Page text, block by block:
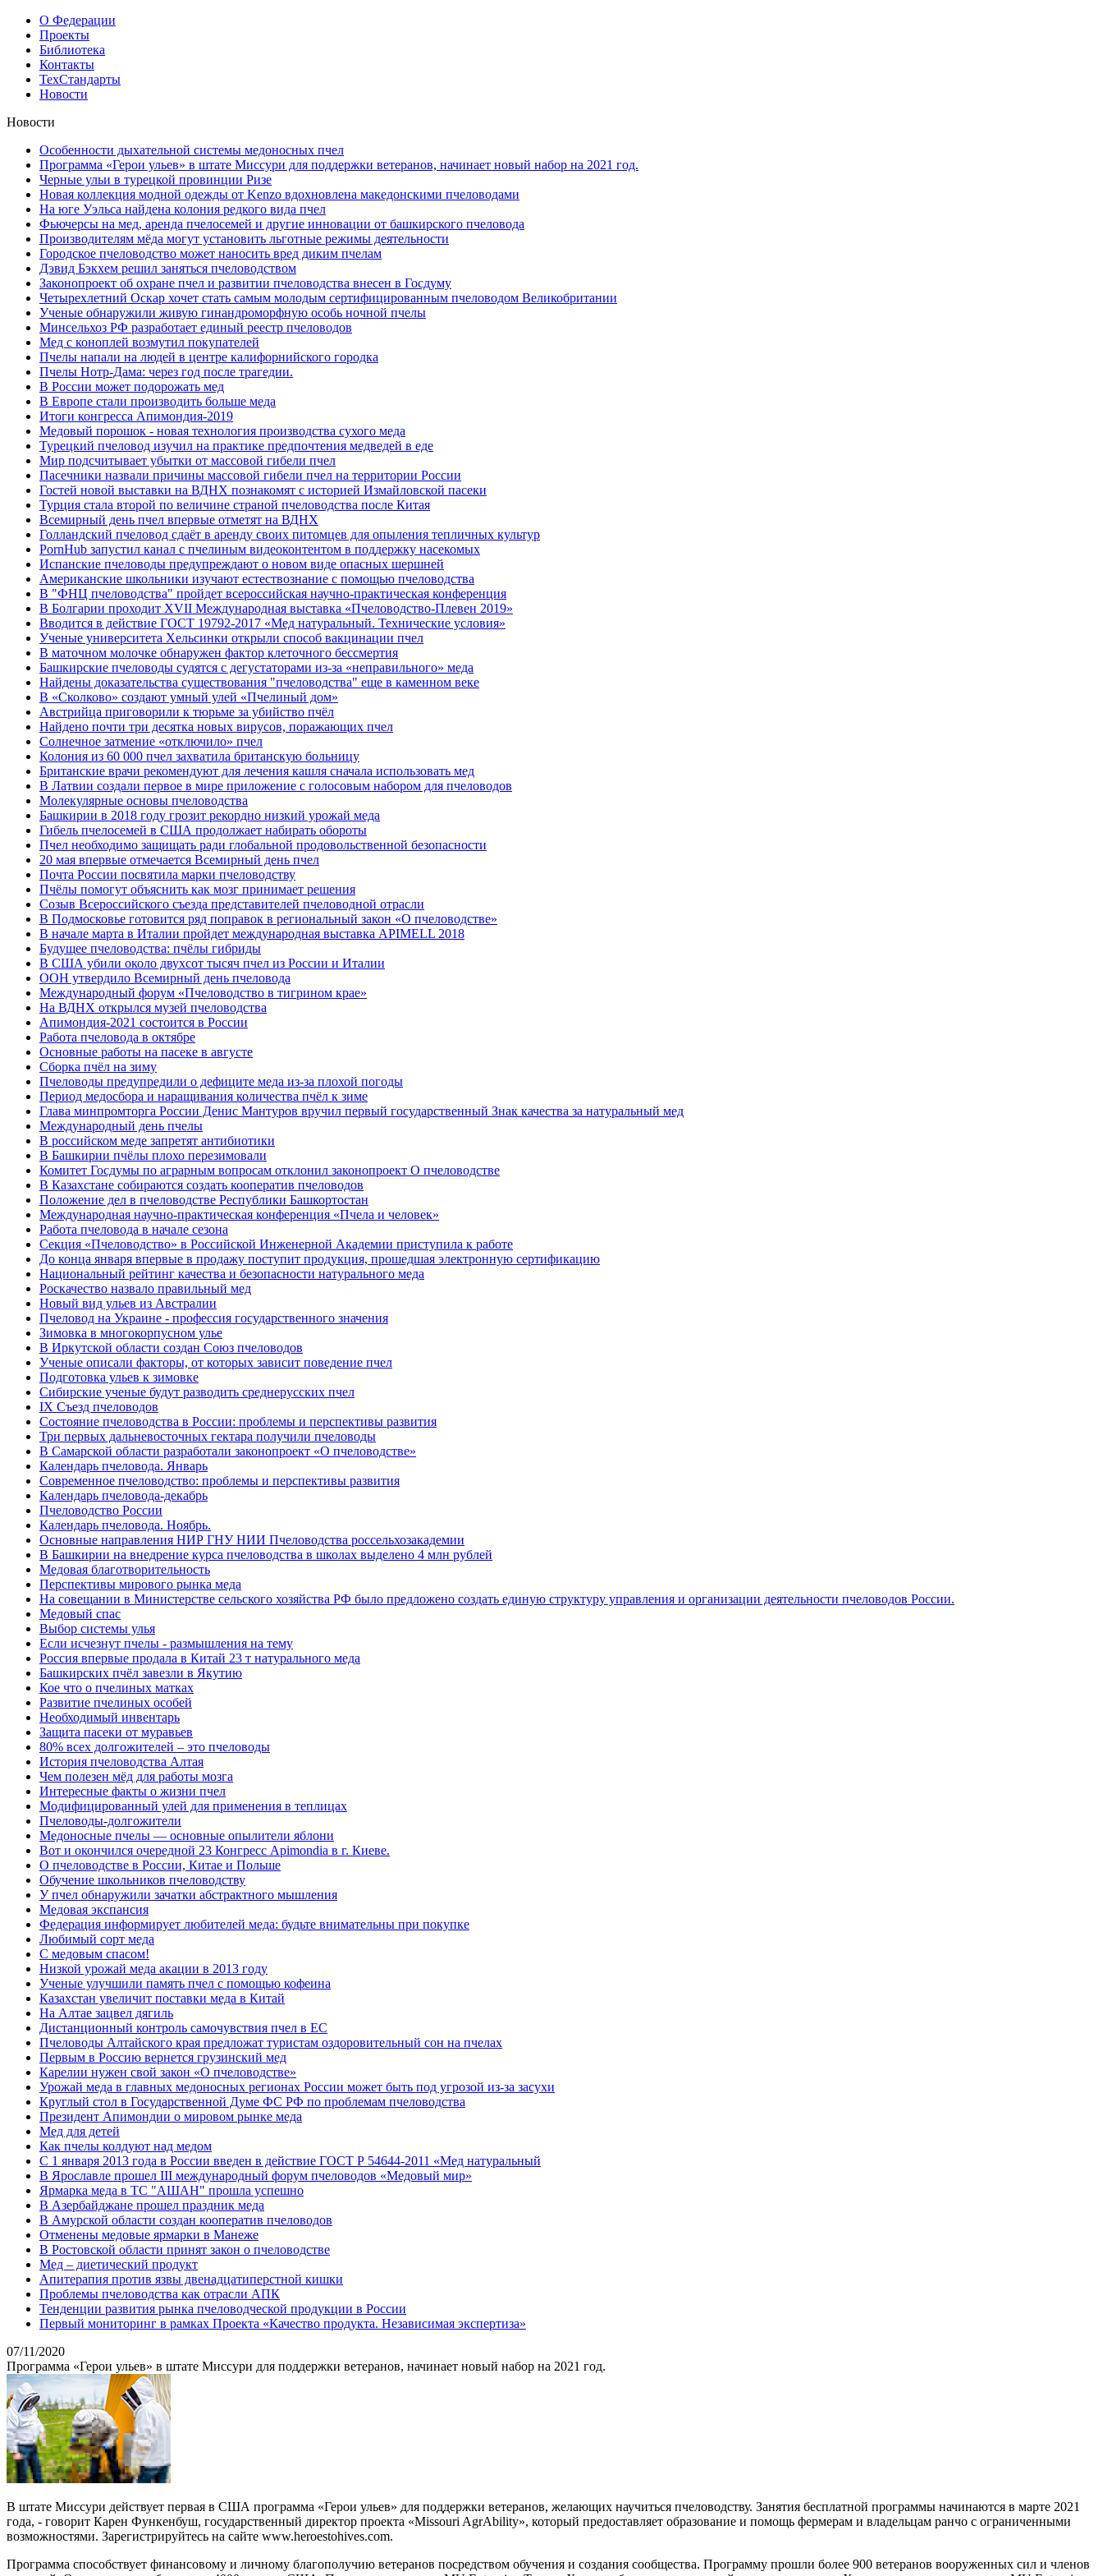
О Федерации
Проекты
Библиотека
Контакты
ТехСтандарты
Новости
Новости
Особенности дыхательной системы медоносных пчел
Программа «Герои ульев» в штате Миссури для поддержки ветеранов, начинает новый набор на 2021 год.
Черные ульи в турецкой провинции Ризе
Новая коллекция модной одежды от Kenzo вдохновлена македонскими пчеловодами
На юге Уэльса найдена колония редкого вида пчел
Фьючерсы на мед, аренда пчелосемей и другие инновации от башкирского пчеловода
Производителям мёда могут установить льготные режимы деятельности
Городское пчеловодство может наносить вред диким пчелам
Дэвид Бэкхем решил заняться пчеловодством
Законопроект об охране пчел и развитии пчеловодства внесен в Госдуму
Четырехлетний Оскар хочет стать самым молодым сертифицированным пчеловодом Великобритании
Ученые обнаружили живую гинандроморфную особь ночной пчелы
Минсельхоз РФ разработает единый реестр пчеловодов
Мед с коноплей возмутил покупателей
Пчелы напали на людей в центре калифорнийского городка
Пчелы Нотр-Дама: через год после трагедии.
В России может подорожать мед
В Европе стали производить больше меда
Итоги конгресса Апимондия-2019
Медовый порошок - новая технология производства сухого меда
Турецкий пчеловод изучил на практике предпочтения медведей в еде
Мир подсчитывает убытки от массовой гибели пчел
Пасечники назвали причины массовой гибели пчел на территории России
Гостей новой выставки на ВДНХ познакомят с историей Измайловской пасеки
Турция стала второй по величине страной пчеловодства после Китая
Всемирный день пчел впервые отметят на ВДНХ
Голландский пчеловод сдаёт в аренду своих питомцев для опыления тепличных культур
PornHub запустил канал с пчелиным видеоконтентом в поддержку насекомых
Испанские пчеловоды предупреждают о новом виде опасных шершней
Американские школьники изучают естествознание с помощью пчеловодства
В "ФНЦ пчеловодства" пройдет всероссийская научно-практическая конференция
В Болгарии проходит ХVІІ Международная выставка «Пчеловодство-Плевен 2019»
Вводится в действие ГОСТ 19792-2017 «Мед натуральный. Технические условия»
Ученые университета Хельсинки открыли способ вакцинации пчел
В маточном молочке обнаружен фактор клеточного бессмертия
Башкирские пчеловоды судятся с дегустаторами из-за «неправильного» меда
Найдены доказательства существования "пчеловодства" еще в каменном веке
В «Сколково» создают умный улей «Пчелиный дом»
Австрийца приговорили к тюрьме за убийство пчёл
Найдено почти три десятка новых вирусов, поражающих пчел
Солнечное затмение «отключило» пчел
Колония из 60 000 пчел захватила британскую больницу
Британские врачи рекомендуют для лечения кашля сначала использовать мед
В Латвии создали первое в мире приложение с голосовым набором для пчеловодов
Молекулярные основы пчеловодства
Башкирии в 2018 году грозит рекордно низкий урожай меда
Гибель пчелосемей в США продолжает набирать обороты
Пчел необходимо защищать ради глобальной продовольственной безопасности
20 мая впервые отмечается Всемирный день пчел
Почта России посвятила марки пчеловодству
Пчёлы помогут объяснить как мозг принимает решения
Созыв Всероссийского съезда представителей пчеловодной отрасли
В Подмосковье готовится ряд поправок в региональный закон «О пчеловодстве»
В начале марта в Италии пройдет международная выставка APIMELL 2018
Будущее пчеловодства: пчёлы гибриды
В США убили около двухсот тысяч пчел из России и Италии
ООН утвердило Всемирный день пчеловода
Международный форум «Пчеловодство в тигрином крае»
На ВДНХ открылся музей пчеловодства
Апимондия-2021 состоится в России
Работа пчеловода в октябре
Основные работы на пасеке в августе
Сборка пчёл на зиму
Пчеловоды предупредили о дефиците меда из-за плохой погоды
Период медосбора и наращивания количества пчёл к зиме
Глава минпромторга России Денис Мантуров вручил первый государственный Знак качества за натуральный мед
Международный день пчелы
В российском меде запретят антибиотики
В Башкирии пчёлы плохо перезимовали
Комитет Госдумы по аграрным вопросам отклонил законопроект О пчеловодстве
В Казахстане собираются создать кооператив пчеловодов
Положение дел в пчеловодстве Республики Башкортостан
Международная научно-практическая конференция «Пчела и человек»
Работа пчеловода в начале сезона
Cекция «Пчеловодство» в Российской Инженерной Академии приступила к работе
До конца января впервые в продажу поступит продукция, прошедшая электронную сертификацию
Национальный рейтинг качества и безопасности натурального меда
Роскачество назвало правильный мед
Новый вид ульев из Австралии
Пчеловод на Украине - профессия государственного значения
Зимовка в многокорпусном улье
В Иркутской области создан Союз пчеловодов
Ученые описали факторы, от которых зависит поведение пчел
Подготовка ульев к зимовке
Сибирские ученые будут разводить среднерусских пчел
IX Съезд пчеловодов
Состояние пчеловодства в России: проблемы и перспективы развития
Три первых дальневосточных гектара получили пчеловоды
В Самарской области разработали законопроект «О пчеловодстве»
Календарь пчеловода. Январь
Современное пчеловодство: проблемы и перспективы развития
Календарь пчеловода-декабрь
Пчеловодство России
Календарь пчеловода. Ноябрь.
Основные направления НИР ГНУ НИИ Пчеловодства россельхозакадемии
В Башкирии на внедрение курса пчеловодства в школах выделено 4 млн рублей
Медовая благотворительность
Перспективы мирового рынка меда
На совещании в Министерстве сельского хозяйства РФ было предложено создать единую структуру управления и организации деятельности пчеловодов России.
Медовый спас
Выбор системы улья
Если исчезнут пчелы - размышления на тему
Россия впервые продала в Китай 23 т натурального меда
Башкирских пчёл завезли в Якутию
Кое что о пчелиных матках
Развитие пчелиных особей
Необходимый инвентарь
Защита пасеки от муравьев
80% всех долгожителей – это пчеловоды
История пчеловодства Алтая
Чем полезен мёд для работы мозга
Интересные факты о жизни пчел
Модифицированный улей для применения в теплицах
Пчеловоды-долгожители
Медоносные пчелы — основные опылители яблони
Вот и окончился очередной 23 Конгресс Apimondia в г. Киеве.
О пчеловодстве в России, Китае и Польше
Обучение школьников пчеловодству
У пчел обнаружили зачатки абстрактного мышления
Медовая экспансия
Федерация информирует любителей меда: будьте внимательны при покупке
Любимый сорт меда
С медовым спасом!
Низкой урожай меда акации в 2013 году
Ученые улучшили память пчел с помощью кофеина
Казахстан увеличит поставки меда в Китай
На Алтае зацвел дягиль
Дистанционный контроль самочувствия пчел в ЕС
Пчеловоды Алтайского края предложат туристам оздоровительный сон на пчелах
Первым в Россию вернется грузинский мед
Карелии нужен свой закон «О пчеловодстве»
Урожай меда в главных медоносных регионах России может быть под угрозой из-за засухи
Круглый стол в Государственной Думе ФС РФ по проблемам пчеловодства
Президент Апимондии о мировом рынке меда
Мед для детей
Как пчелы колдуют над медом
С 1 января 2013 года в России введен в действие ГОСТ Р 54644-2011 «Мед натуральный
В Ярославле прошел III международный форум пчеловодов «Медовый мир»
Ярмарка меда в ТС "АШАН" прошла успешно
В Азербайджане прошел праздник меда
В Амурской области создан кооператив пчеловодов
Отменены медовые ярмарки в Манеже
В Ростовской области принят закон о пчеловодстве
Мед – диетический продукт
Апитерапия против язвы двенадцатиперстной кишки
Проблемы пчеловодства как отрасли АПК
Тенденции развития рынка пчеловодческой продукции в России
Первый мониторинг в рамках Проекта «Качество продукта. Независимая экспертиза»
07/11/2020
Программа «Герои ульев» в штате Миссури для поддержки ветеранов, начинает новый набор на 2021 год.
В штате Миссури действует первая в США программа «Герои ульев» для поддержки ветеранов, желающих научиться пчеловодству. Занятия бесплатной программы начинаются в марте 2021
года, - говорит Карен Функенбуш, государственный директор проекта «Missouri AgrAbility», который предоставляет образование и помощь фермерам и владельцам ранчо с ограниченными
возможностями. Зарегистрируйтесь на сайте www.heroestohives.com.
Программа способствует финансовому и личному благополучию ветеранов посредством обучения и создания сообщества. Программу прошли более 900 ветеранов вооруженных сил и членов